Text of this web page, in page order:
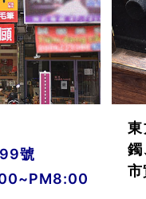
號
鐲
市